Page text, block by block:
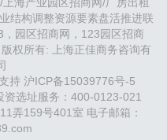
成都 德阳 长沙
株洲
津 廊坊 （ 固安 香河
大
涿州 涞水 ） 太原
晋中
漳州 泉州 龙岩 西南：
园区： 印尼 泰国
越南
哥 荷兰 美国 地产商： 灯
U谷
结构调整资源要素盘活推进联
园区招商网，123园区招商
权所有: 上海正佳商务咨询有
持 沪ICP备15039776号-5
选址服务：400-0123-021
弄159号401室 电子邮箱：